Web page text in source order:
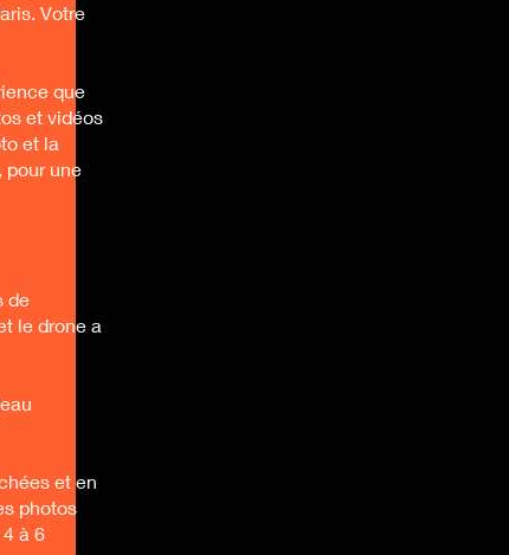
Votre
que
et vidéos
et la
pour une
de
le drone a
et en
photos
à 6